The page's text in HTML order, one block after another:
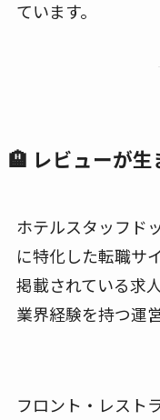
ています。
🏨 レビューが
ホテルスタッフド
に特化した転職サ
掲載されている求人
業界経験を持つ運
フロント・レスト